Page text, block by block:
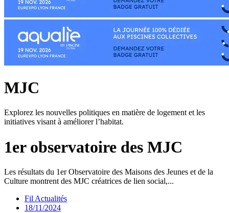
MJC
Explorez les nouvelles politiques en matière de logement et les
initiatives visant à améliorer l’habitat.
1er observatoire des MJC
Les résultats du 1er Observatoire des Maisons des Jeunes et de la
Culture montrent des MJC créatrices de lien social,...
Fil Actualités
18/11/2024